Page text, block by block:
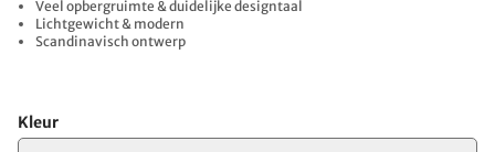
Veel opbergruimte & duidelijke designtaal
Lichtgewicht & modern
Scandinavisch ontwerp
Kleur